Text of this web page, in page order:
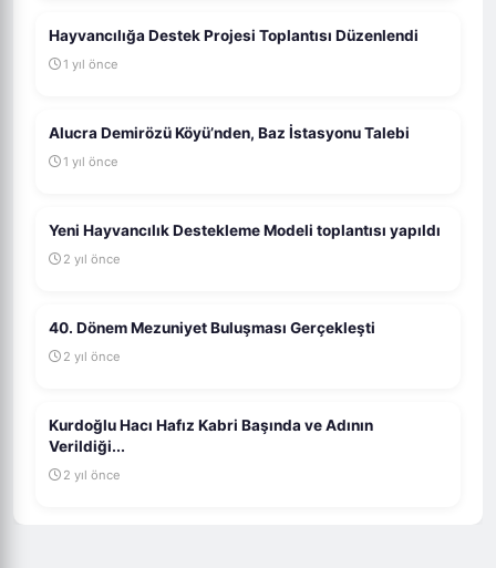
Hayvancılığa Destek Projesi Toplantısı Düzenlendi
1 yıl önce
Alucra Demirözü Köyü’nden, Baz İstasyonu Talebi
1 yıl önce
Yeni Hayvancılık Destekleme Modeli toplantısı yapıldı
2 yıl önce
40. Dönem Mezuniyet Buluşması Gerçekleşti
2 yıl önce
Kurdoğlu Hacı Hafız Kabri Başında ve Adının
Verildiği...
2 yıl önce